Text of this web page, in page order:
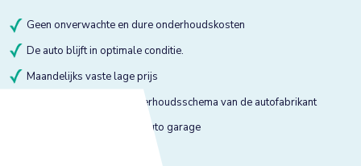
Geen onverwachte en dure onderhoudskosten
De auto blijft in optimale conditie.
Maandelijks vaste lage prijs
Onderhoud volgens onderhoudsschema van de autofabrikant
Onderhoud bij gekeurde auto garage